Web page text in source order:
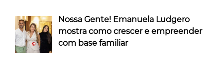
Nossa Gente! Emanuela Ludgero
mostra como crescer e empreender
com base familiar